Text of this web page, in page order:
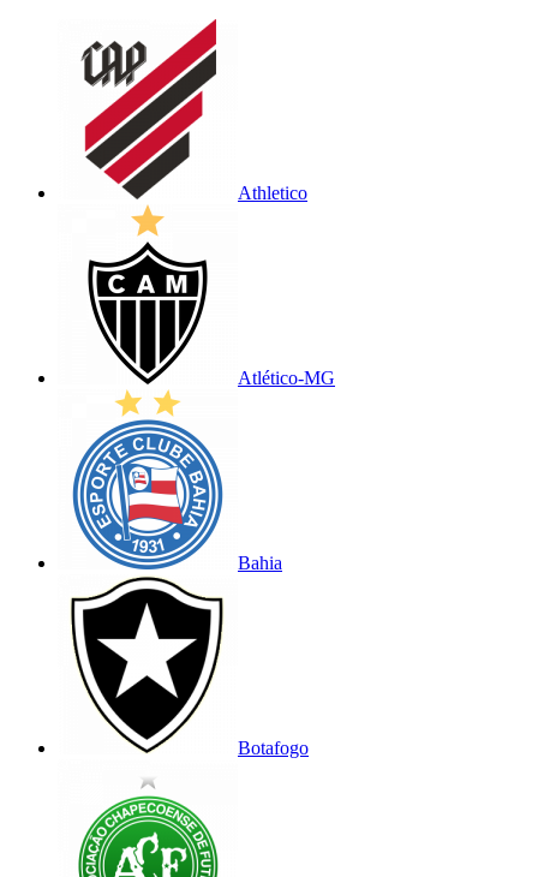
Athletico
Atlético-MG
Bahia
Botafogo